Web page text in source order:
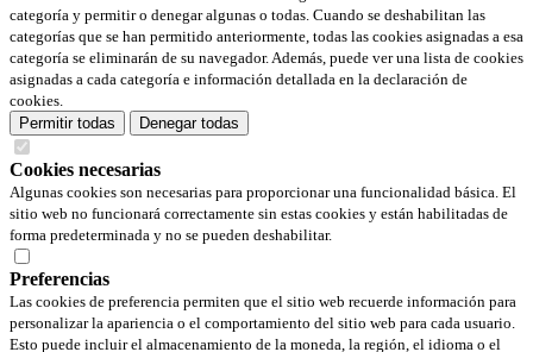
categoría y permitir o denegar algunas o todas. Cuando se deshabilitan las
categorías que se han permitido anteriormente, todas las cookies asignadas a esa
categoría se eliminarán de su navegador. Además, puede ver una lista de cookies
asignadas a cada categoría e información detallada en la declaración de
cookies.
Permitir todas
Denegar todas
Cookies necesarias
Algunas cookies son necesarias para proporcionar una funcionalidad básica. El
sitio web no funcionará correctamente sin estas cookies y están habilitadas de
forma predeterminada y no se pueden deshabilitar.
Preferencias
Las cookies de preferencia permiten que el sitio web recuerde información para
personalizar la apariencia o el comportamiento del sitio web para cada usuario.
Esto puede incluir el almacenamiento de la moneda, la región, el idioma o el